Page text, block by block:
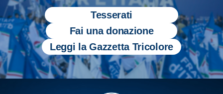
Tesserati
Fai una donazione
Leggi la Gazzetta Tricolore